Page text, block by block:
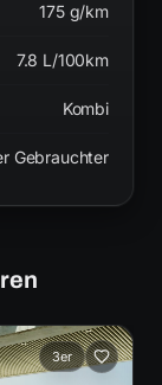
175 g/km
7.8 L/100km
Kombi
Gebrauchter
3er